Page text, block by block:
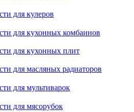
для кулеров
для кухонных комбаинов
для кухонных плит
для масляных радиаторов
для мультиварок
для мясорубок